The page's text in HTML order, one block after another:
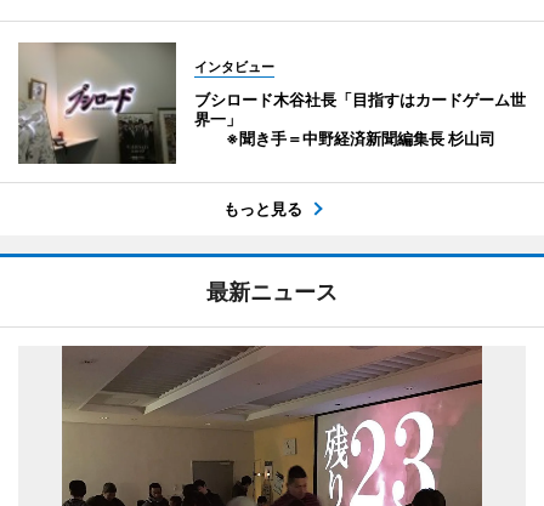
インタビュー
ブシロード木谷社長「目指すはカードゲーム世
界一」
※聞き手＝中野経済新聞編集長 杉山司
もっと見る
最新ニュース